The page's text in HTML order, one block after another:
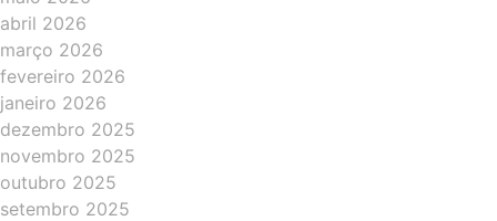
abril 2026
março 2026
fevereiro 2026
janeiro 2026
dezembro 2025
novembro 2025
outubro 2025
setembro 2025